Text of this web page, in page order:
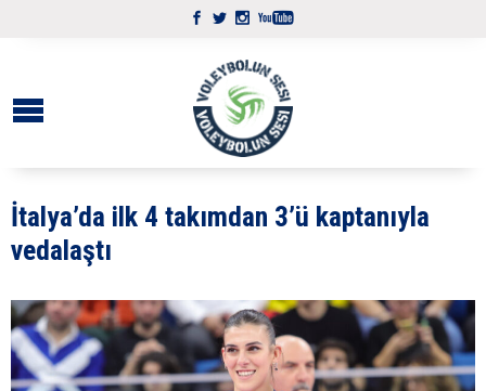
İtalya’da ilk 4 takımdan 3’ü kaptanıyla
vedalaştı